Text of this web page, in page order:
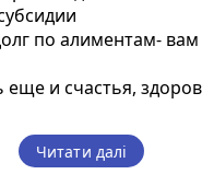
по алиментам-
и счастья,
Читати далі